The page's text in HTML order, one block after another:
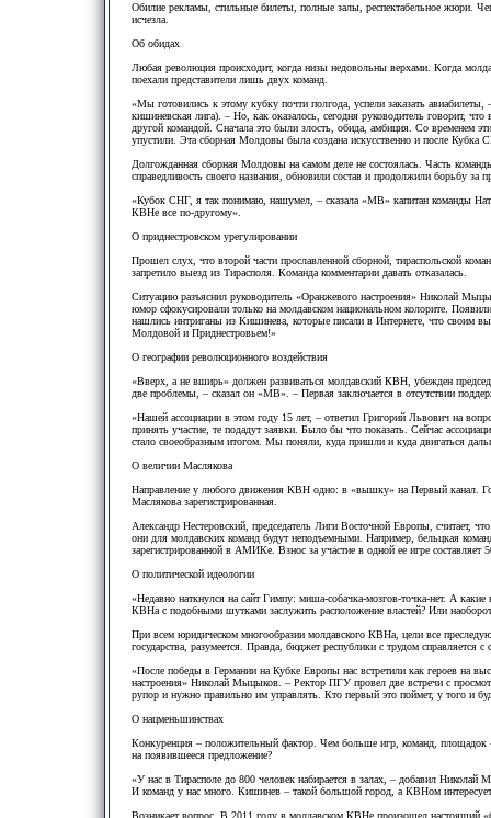
Обилие рекламы, стильные билеты, полные залы, респектабельное жюри.
исчезла.
Об обидах
Любая революция происходит, когда низы недовольны верхами. Когда
поехали представители лишь двух команд.
«Мы готовились к этому кубку почти полгода, успели заказать
кишиневская лига). – Но, как оказалось, сегодня руководитель говорит,
другой командой. Сначала это были злость, обида, амбиция. Со временем
упустили. Эта сборная Молдовы была создана искусственно и после Кубка
Долгожданная сборная Молдовы на самом деле не состоялась. Часть
справедливость своего названия, обновили состав и продолжили борьбу за
«Кубок СНГ, я так понимаю, нашумел, – сказала «МВ» капитан команды
КВНе все по-другому».
О приднестровском урегулировании
Прошел слух, что второй части прославленной сборной, тираспольской
запретило выезд из Тирасполя. Команда комментарии давать отказалась.
Ситуацию разъяснил руководитель «Оранжевого настроения» Николай
юмор сфокусировали только на молдавском национальном колорите.
нашлись интриганы из Кишинева, которые писали в Интернете, что своим
Молдовой и Приднестровьем!»
О географии революционного воздействия
«Вверх, а не вширь» должен развиваться молдавский КВН, убежден
две проблемы, – сказал он «МВ». – Первая заключается в отсутствии
«Нашей ассоциации в этом году 15 лет, – ответил Григорий Львович на
принять участие, те подадут заявки. Было бы что показать. Сейчас
стало своеобразным итогом. Мы поняли, куда пришли и куда двигаться
О величии Маслякова
Направление у любого движения КВН одно: в «вышку» на Первый канал.
Маслякова зарегистрированная.
Александр Нестеровский, председатель Лиги Восточной Европы, считает,
они для молдавских команд будут неподъемными. Например, бельцкая
зарегистрированной в АМИКе. Взнос за участие в одной ее игре составляет
О политической идеологии
«Недавно наткнулся на сайт Гимпу: миша-собачка-мозгов-точка-нет. А
КВНа с подобными шутками заслужить расположение властей? Или
При всем юридическом многообразии молдавского КВНа, цели все
государства, разумеется. Правда, бюджет республики с трудом справляется
«После победы в Германии на Кубке Европы нас встретили как героев на
настроения» Николай Мыцыков. – Ректор ПГУ провел две встречи с
рупор и нужно правильно им управлять. Кто первый это поймет, у того и
О нацменьшинствах
Конкуренция – положительный фактор. Чем больше игр, команд, площадок
на появившееся предложение?
«У нас в Тирасполе до 800 человек набирается в залах, – добавил
И команд у нас много. Кишинев – такой большой город, а КВНом
Возникает вопрос. В 2011 году в молдавском КВНе произошел настоящий